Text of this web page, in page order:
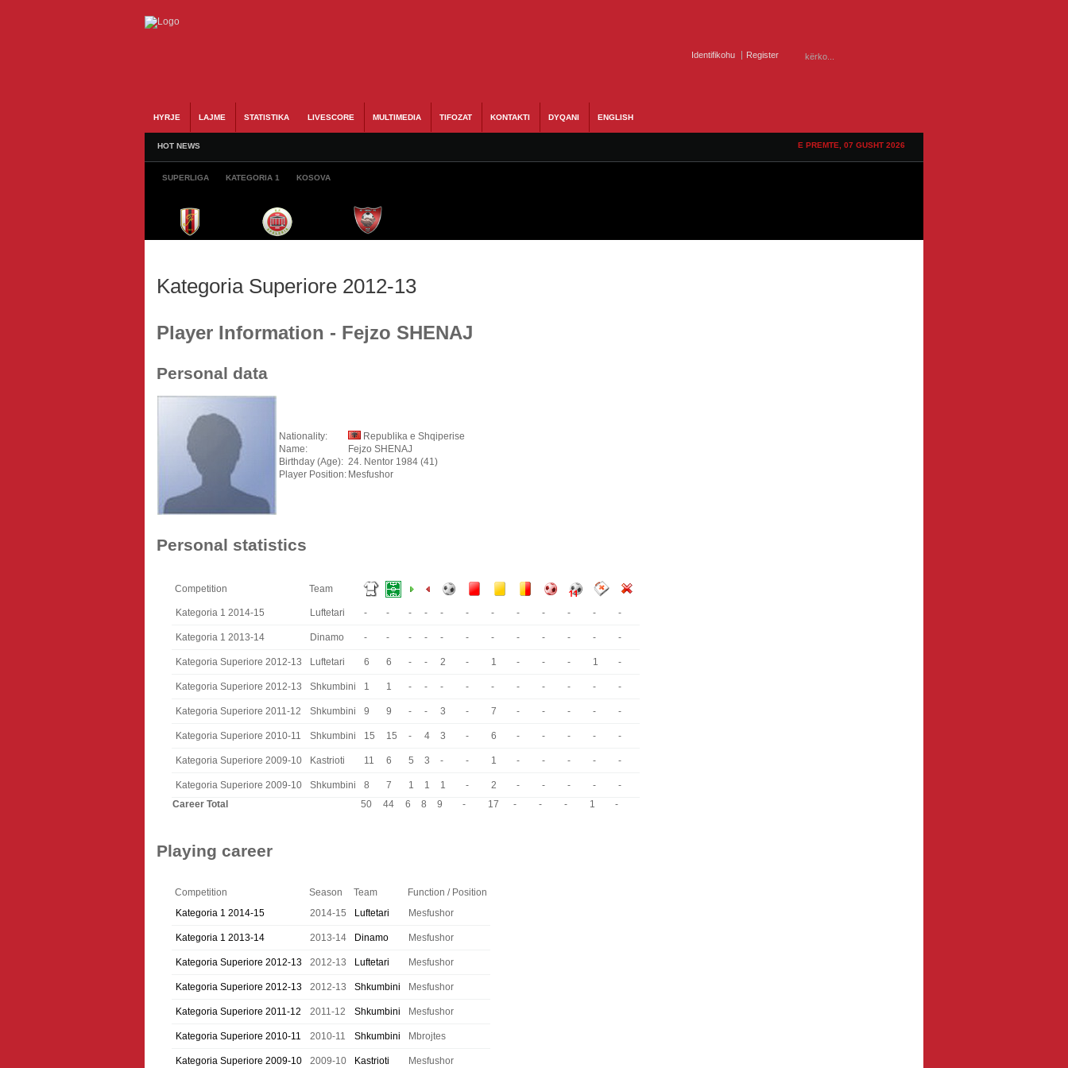
Identifikohu Register
HYRJE LAJME STATISTIKA LIVESCORE MULTIMEDIA TIFOZAT KONTAKTI DYQANI ENGLISH
HOT NEWS E PREMTE, 07 GUSHT 2026
SUPERLIGA KATEGORIA 1 KOSOVA
Kategoria Superiore 2012-13
Player Information - Fejzo SHENAJ
Personal data
Nationality:
Republika e Shqiperise
Name:
Fejzo SHENAJ
Birthday (Age): 24. Nentor 1984 (41)
Player Position: Mesfushor
Personal statistics
Competition Team
Kategoria 1 2014-15 Luftetari - - - - - - - - - - - -
Kategoria 1 2013-14 Dinamo - - - - - - - - - - - -
Kategoria Superiore 2012-13 Luftetari 6 6 - - 2 - 1 - - - 1 -
Kategoria Superiore 2012-13 Shkumbini 1 1 - - - - - - - - - -
Kategoria Superiore 2011-12 Shkumbini 9 9 - - 3 - 7 - - - - -
Kategoria Superiore 2010-11 Shkumbini 15 15 - 4 3 - 6 - - - - -
Kategoria Superiore 2009-10 Kastrioti 11 6 5 3 - - 1 - - - - -
Kategoria Superiore 2009-10 Shkumbini 8 7 1 1 1 - 2 - - - -
-
Career Total
50 44 6 8 9 - 17 - - - 1 -
Playing career
Competition Season Team
Function / Position
Kategoria 1 2014-15
2014-15 Luftetari Mesfushor
Kategoria 1 2013-14 2013-14 Dinamo Mesfushor
Kategoria Superiore 2012-13 2012-13 Luftetari Mesfushor
Kategoria Superiore 2012-13 2012-13 Shkumbini Mesfushor
Kategoria Superiore 2011-12 2011-12 Shkumbini Mesfushor
Kategoria Superiore 2010-11 2010-11 Shkumbini Mbrojtes
Kategoria Superiore 2009-10 2009-10 Kastrioti Mesfushor